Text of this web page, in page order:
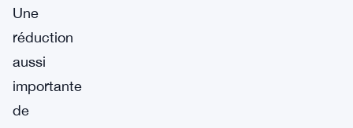
Une
réduction
aussi
importante
de